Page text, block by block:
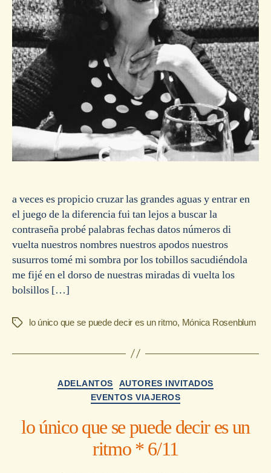
a veces es propicio cruzar las grandes aguas y entrar en
el juego de la diferencia fui tan lejos a buscar la
contraseña probé palabras fechas datos números di
vuelta nuestros nombres nuestros apodos nuestros
susurros tomé mi sombra por los tobillos sacudiéndola
me fijé en el dorso de nuestras miradas di vuelta los
bolsillos […]
Etiquetaslo único que se puede decir es un ritmo, Mónica Rosenblum
Categorías
ADELANTOS
AUTORES INVITADOS
EVENTOS VIAJEROS
lo único que se puede decir es un
ritmo * 6/11